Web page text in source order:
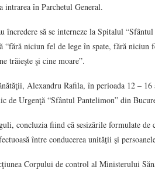
intrarea în Parchetul General.
încredere să se interneze la Spitalul
“fără niciun fel de lege în spate, fără
trăieşte şi cine moare”.
Alexandru Rafila, în perioada 12 –
de Urgenţă “Sfântul Pantelimon” din
concluzia fiind că sesizările formulate
între conducerea unităţii şi
Corpului de control al Ministerului